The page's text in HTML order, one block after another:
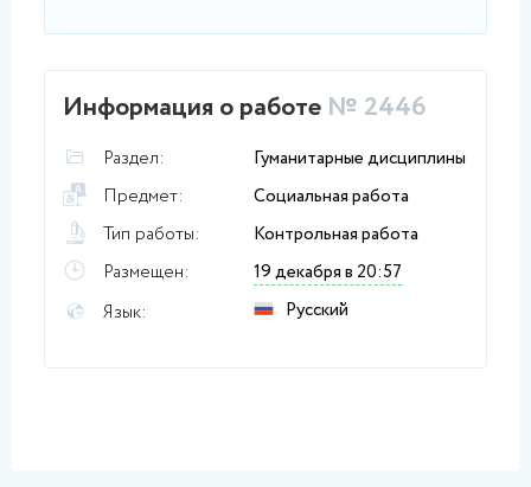
Информация о работе № 2446
Раздел:
Гуманитарные дисциплины
Предмет:
Социальная работа
Тип работы:
Контрольная работа
Размещен:
19 декабря в 20:57
Язык:
Русский